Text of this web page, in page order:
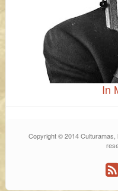
In
Copyright © 2014 Culturamas,